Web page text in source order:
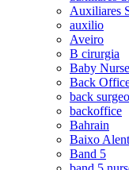
Auxiliares
auxilio
Aveiro
B cirurgia
Baby Nurse
Back
back
backoffice
Bahrain
Baixo
Band 5